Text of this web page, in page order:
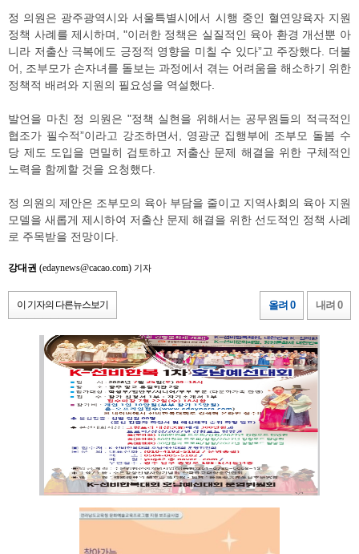
정 의원은 광주광역시와 서울특별시에서 시행 중인 혈연양육자 지원
정책 사례를 제시하며, "이러한 정책은 실질적인 육아 환경 개선뿐 아
니라 저출산 극복에도 긍정적 영향을 미칠 수 있다”고 주장했다. 더불
어, 조부모가 손자녀를 돌보는 과정에서 겪는 어려움을 해소하기 위한
정책적 배려와 지원의 필요성을 역설했다.
발언을 마친 정 의원은 "정책 실현을 위해서는 공무원들의 적극적인
협조가 필수적”이라고 강조하면서, 영광군 집행부에 조부모 돌봄 수
당 제도 도입을 면밀히 검토하고 저출산 문제 해결을 위한 구체적인
노력을 함께할 것을 요청했다.
정 의원의 제안은 조부모의 육아 부담을 줄이고 지역사회의 육아 지원
모델을 새롭게 제시하여 저출산 문제 해결을 위한 선도적인 정책 사례
로 주목받을 전망이다.
강대권 (edaynews@cacao.com) 기자
이 기자의 다른뉴스보기 올려 0 내려 0